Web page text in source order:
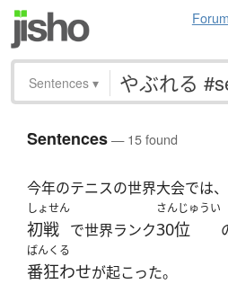
Forum
Sentences ▾
Sentences— 15 found
今年のテニスの世界大会では、
しょせん
初戦 で世界ランク
さんじゅうい
30位
ばんくる
番狂わせが起こった。